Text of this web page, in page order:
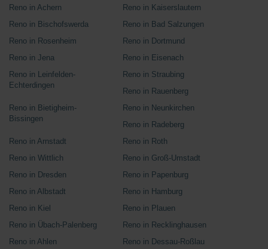
Reno in Achern
Reno in Kaiserslautern
Reno in Bischofswerda
Reno in Bad Salzungen
Reno in Rosenheim
Reno in Dortmund
Reno in Jena
Reno in Eisenach
Reno in Leinfelden-
Echterdingen
Reno in Straubing
Reno in Rauenberg
Reno in Bietigheim-
Bissingen
Reno in Neunkirchen
Reno in Radeberg
Reno in Arnstadt
Reno in Roth
Reno in Wittlich
Reno in Groß-Umstadt
Reno in Dresden
Reno in Papenburg
Reno in Albstadt
Reno in Hamburg
Reno in Kiel
Reno in Plauen
Reno in Übach-Palenberg
Reno in Recklinghausen
Reno in Ahlen
Reno in Dessau-Roßlau